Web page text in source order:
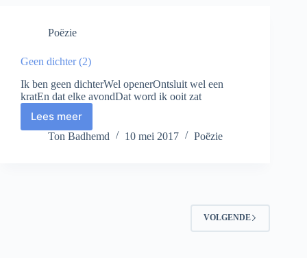
Poëzie
Geen dichter (2)
Ik ben geen dichterWel openerOntsluit wel een
kratEn dat elke avondDat word ik ooit zat
Lees meer
Geen
dichter
Ton Badhemd 10 mei 2017 Poëzie
VOLGENDE